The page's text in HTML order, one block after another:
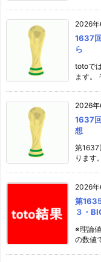
2026
1637
ら
totoで
ます。
2026
1637
想
第1637
ります
2026年
第
３・
※理論
の数値